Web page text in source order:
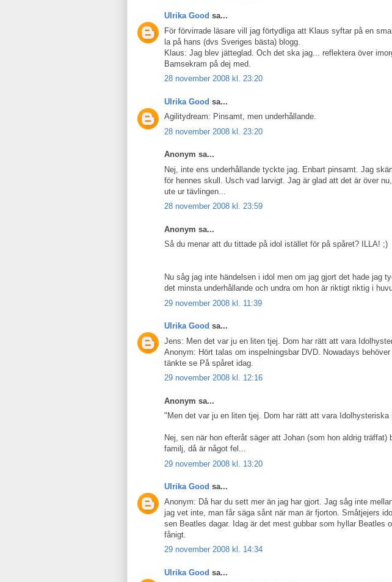
Ulrika Good sa...
För förvirrade läsare vill jag förtydliga att Klaus syftar på en
la på hans (dvs Sveriges bästa) blogg.
Klaus: Jag blev jätteglad. Och det ska jag... reflektera över
Bamsekram på dej med.
28 november 2008 kl. 23:20
Ulrika Good sa...
Agilitydream: Pinsamt, men underhållande.
28 november 2008 kl. 23:20
Anonym sa...
Nej, inte ens underhållande tyckte jag. Enbart pinsamt. Jag
för hennes skull. Usch vad larvigt. Jag är glad att det är över
ute ur tävlingen...
28 november 2008 kl. 23:59
Anonym sa...
Så du menar att du tittade på idol istället för på spåret? ILLA! ;)
Nu såg jag inte händelsen i idol men om jag gjort det hade jag
det minsta underhållande och undra om hon är riktigt riktig i
29 november 2008 kl. 11:39
Ulrika Good sa...
Jens: Men det var ju en liten tjej. Dom har rätt att vara
Anonym: Hört talas om inspelningsbar DVD. Nowadays
tänkte se På spåret idag.
29 november 2008 kl. 12:16
Anonym sa...
"Men det var ju en liten tjej. Dom har rätt att vara Idolhysteriska
Nej, sen när hon efteråt säger att Johan (som hon aldrig träffat)
familj, då är något fel...
29 november 2008 kl. 13:20
Ulrika Good sa...
Anonym: Då har du sett mer än jag har gjort. Jag såg inte
jag vet inte, man får säga sånt när man är fjorton. Småtjejers
sen Beatles dagar. Idag är det mest gubbar som hyllar Beatles
fånigt.
29 november 2008 kl. 14:34
Ulrika Good sa...